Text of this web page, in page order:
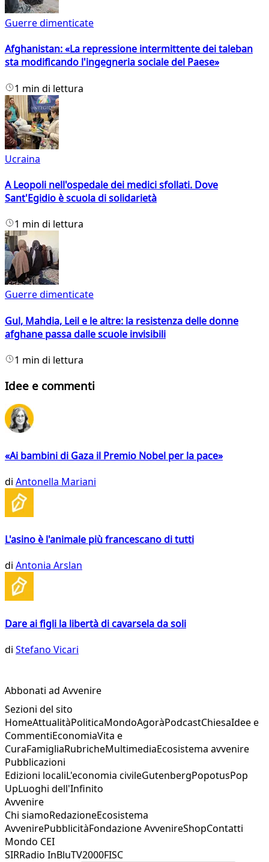
Guerre dimenticate
Afghanistan: «La repressione intermittente dei taleban
sta modificando l'ingegneria sociale del Paese»
1 min di lettura
Ucraina
A Leopoli nell'ospedale dei medici sfollati. Dove
Sant'Egidio è scuola di solidarietà
1 min di lettura
Guerre dimenticate
Gul, Mahdia, Leil e le altre: la resistenza delle donne
afghane passa dalle scuole invisibili
1 min di lettura
Idee e commenti
«Ai bambini di Gaza il Premio Nobel per la pace»
di Antonella Mariani
L'asino è l'animale più francescano di tutti
di Antonia Arslan
Dare ai figli la libertà di cavarsela da soli
di Stefano Vicari
Abbonati ad Avvenire
Sezioni del sito
HomeAttualitàPoliticaMondoAgoràPodcastChiesaIdee e
CommentiEconomiaVita e
CuraFamigliaRubricheMultimediaEcosistema avvenire
Pubblicazioni
Edizioni localiL'economia civileGutenbergPopotusPop
UpLuoghi dell'Infinito
Avvenire
Chi siamoRedazioneEcosistema
AvvenirePubblicitàFondazione AvvenireShopContatti
Mondo CEI
SIRRadio InBluTV2000FISC